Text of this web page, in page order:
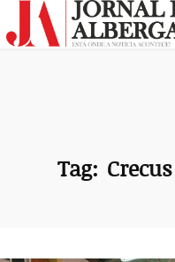
Tag: Crecus